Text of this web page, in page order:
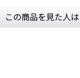
この商品を見た人